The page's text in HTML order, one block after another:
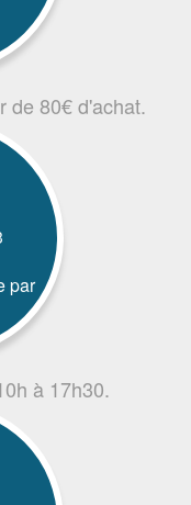
de 80€ d'achat.
par
à 17h30.